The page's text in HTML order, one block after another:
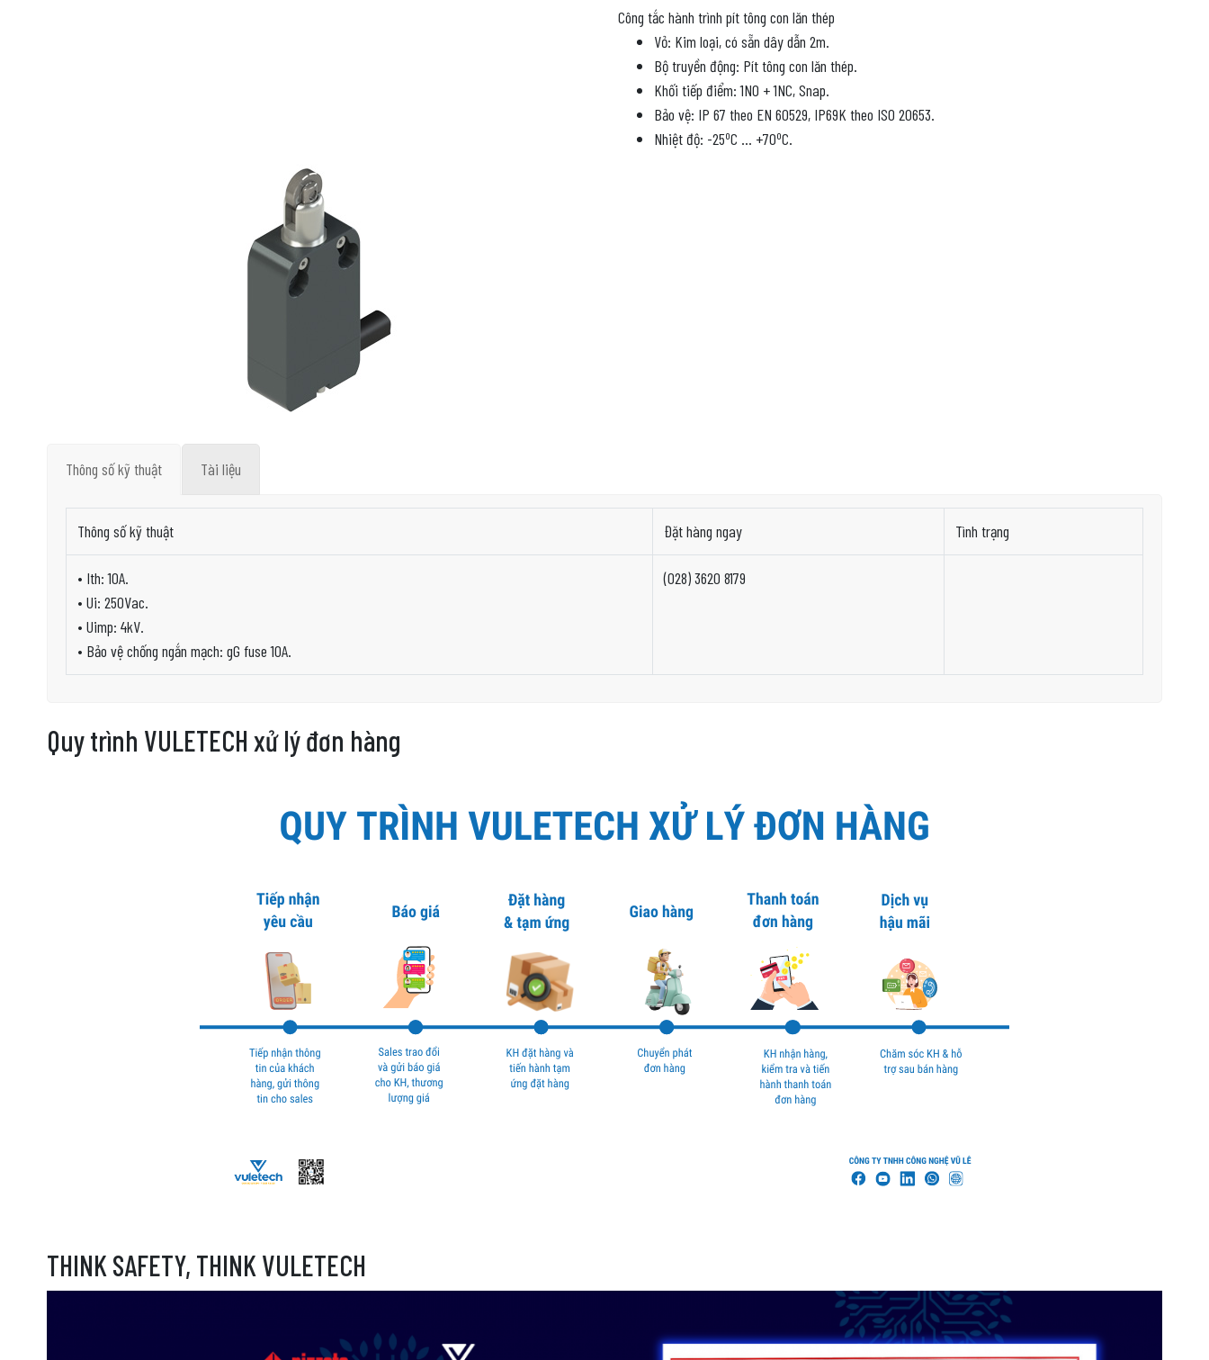
Công tắc hành trình pít tông con lăn thép
Vỏ: Kim loại, có sẵn dây dẫn 2m.
Bộ truyền động: Pít tông con lăn thép.
Khối tiếp điểm: 1NO + 1NC, Snap.
Bảo vệ: IP 67 theo EN 60529, IP69K theo ISO 20653.
Nhiệt độ: -25oC … +70oC.
Thông số kỹ thuật Tài liệu
Thông số kỹ thuật Đặt hàng ngay Tình trạng
• Ith: 10A.
• Ui: 250Vac.
• Uimp: 4kV.
• Bảo vệ chống ngắn mạch: gG fuse 10A.
(028) 3620 8179
Quy trình VULETECH xử lý đơn hàng
THINK SAFETY, THINK VULETECH